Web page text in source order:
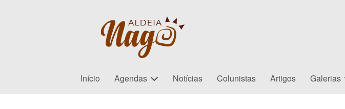
Início Agendas Notícias Colunistas Artigos Galerias